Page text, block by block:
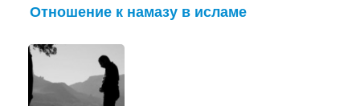
Отношение к намазу в исламе